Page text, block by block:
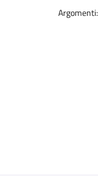
Argomenti: